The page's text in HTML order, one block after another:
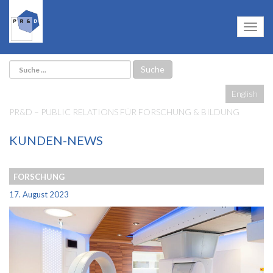
English
PR&D – PUBLIC RELATIONS FÜR FORSCHUNG & BILDUNG
KUNDEN-NEWS
FORSCHUNG
17. August 2023